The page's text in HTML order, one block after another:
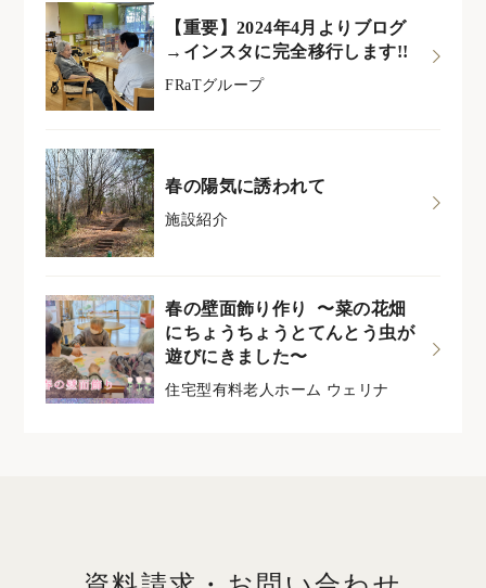
【重要】2024年4月よりブログ
→インスタに完全移行します!!
FRaTグループ
春の陽気に誘われて
施設紹介
春の壁面飾り作り 〜菜の花畑
にちょうちょうとてんとう虫が
遊びにきました〜
住宅型有料老人ホーム ウェリナ